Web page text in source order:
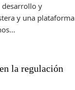
desarrollo y
y una plataforma
la regulación